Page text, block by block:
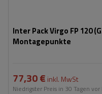
Inter Pack Virgo FP 120
Montagepunkte
77,30 € inkl. MwSt
Niedrigster Preis in 30 Tagen vor